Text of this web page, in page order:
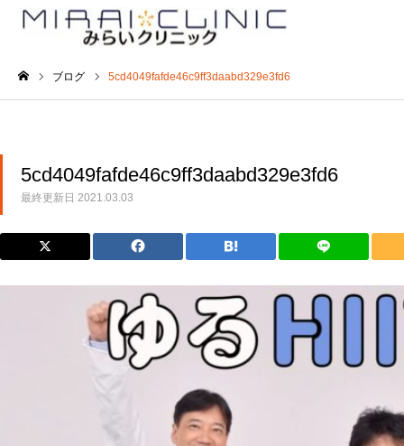
ブログ 5cd4049fafde46c9ff3daabd329e3fd6
5cd4049fafde46c9ff3daabd329e3fd6
最終更新日 2021.03.03